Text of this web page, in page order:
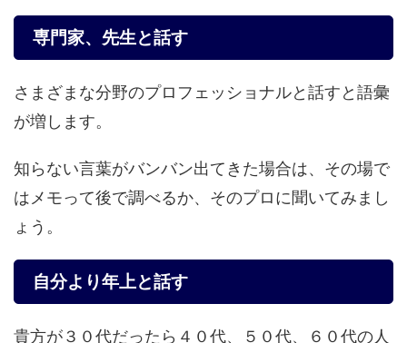
専門家、先生と話す
さまざまな分野のプロフェッショナルと話すと語彙
が増します。
知らない言葉がバンバン出てきた場合は、その場で
はメモって後で調べるか、そのプロに聞いてみまし
ょう。
自分より年上と話す
貴方が３０代だったら４０代、５０代、６０代の人